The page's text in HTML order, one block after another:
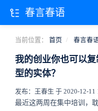
当前位置： 首页 春言春
我的创业你也可以
型的实体？
发布：王春生 于 2020-12-11
最近这两周在集中培训，
春言春语